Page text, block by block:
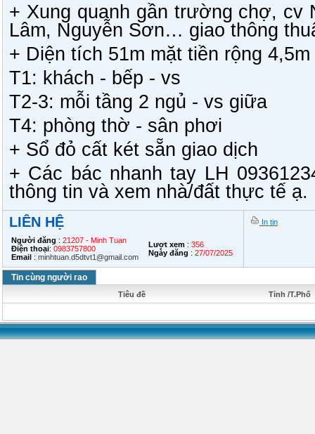
+ Xung quanh gần trường chợ, cv
Lâm, Nguyễn Sơn… giao thông
+ Diện tích 51m mặt tiền rộng
T1: khách - bếp - vs
T2-3: mỗi tầng 2 ngủ - vs giữa
T4: phòng thờ - sân phơi
+ Sổ đỏ cất két sẵn giao dịch
+ Các bác nhanh tay LH
thông tin và xem nhà/đất thực tế ạ.
LIÊN HỆ
Người đăng : 21207 - Minh Tuan
Điện thoại: 0983757800
Email : minhtuan.d5dtvt1@gmail.com
Lượt xem : 356
Ngày đăng : 27/07/2025
In tin
Tin cùng người rao
Tiêu đề Tỉnh /T.Phố